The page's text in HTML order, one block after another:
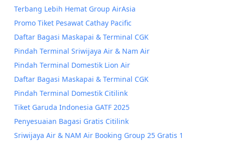
Terbang Lebih Hemat Group AirAsia
Promo Tiket Pesawat Cathay Pacific
Daftar Bagasi Maskapai & Terminal CGK
Pindah Terminal Sriwijaya Air & Nam Air
Pindah Terminal Domestik Lion Air
Daftar Bagasi Maskapai & Terminal CGK
Pindah Terminal Domestik Citilink
Tiket Garuda Indonesia GATF 2025
Penyesuaian Bagasi Gratis Citilink
Sriwijaya Air & NAM Air Booking Group 25 Gratis 1